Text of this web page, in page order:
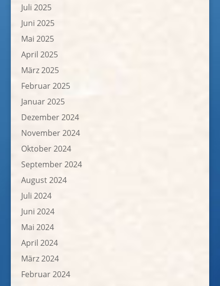
Juli 2025
Juni 2025
Mai 2025
April 2025
März 2025
Februar 2025
Januar 2025
Dezember 2024
November 2024
Oktober 2024
September 2024
August 2024
Juli 2024
Juni 2024
Mai 2024
April 2024
März 2024
Februar 2024